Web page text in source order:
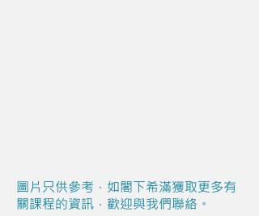
圖片只供參考，如閣下希滿獲取更多有
關課程的資訊，歡迎與我們聯絡。